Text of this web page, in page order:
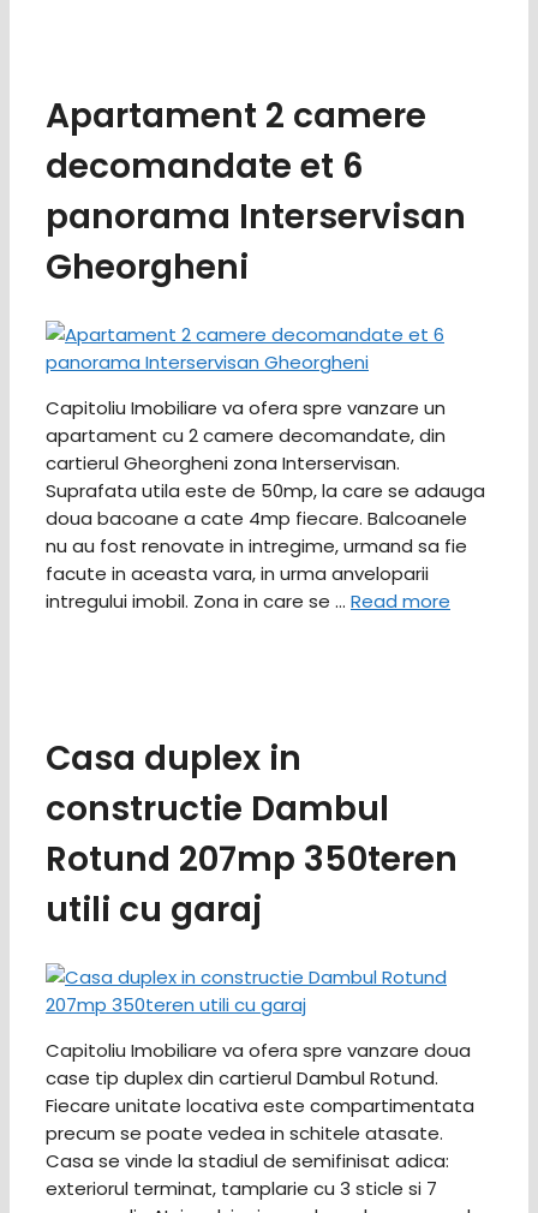
Apartament 2 camere
decomandate et 6
panorama Interservisan
Gheorgheni
Capitoliu Imobiliare va ofera spre vanzare un
apartament cu 2 camere decomandate, din
cartierul Gheorgheni zona Interservisan.
Suprafata utila este de 50mp, la care se adauga
doua bacoane a cate 4mp fiecare. Balcoanele
nu au fost renovate in intregime, urmand sa fie
facute in aceasta vara, in urma anveloparii
intregului imobil. Zona in care se … Read more
Casa duplex in
constructie Dambul
Rotund 207mp 350teren
utili cu garaj
Capitoliu Imobiliare va ofera spre vanzare doua
case tip duplex din cartierul Dambul Rotund.
Fiecare unitate locativa este compartimentata
precum se poate vedea in schitele atasate.
Casa se vinde la stadiul de semifinisat adica:
exteriorul terminat, tamplarie cu 3 sticle si 7